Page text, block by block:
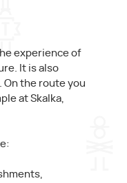
experience of
It is also
On the route you
at Skalka,